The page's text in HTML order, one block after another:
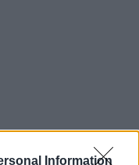
Information